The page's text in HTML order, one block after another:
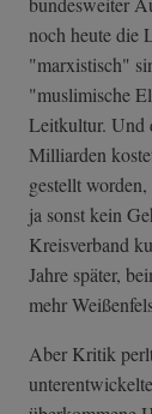
noch heute die
"marxistisch"
"muslimische
Leitkultur. Und
Milliarden
gestellt
ja sonst kein
Kreisverband
Jahre später,
mehr
Aber Kritik